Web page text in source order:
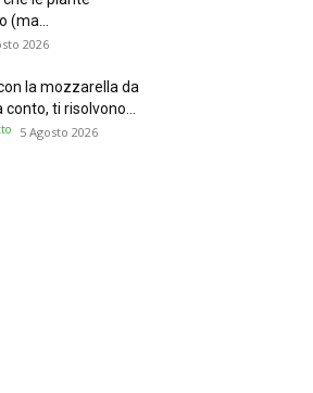
(ma...
2026
la mozzarella da
ti risolvono...
5 Agosto 2026